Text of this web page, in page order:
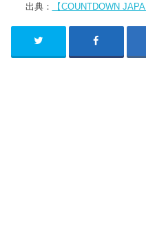
出典： 【COUNTDOWN